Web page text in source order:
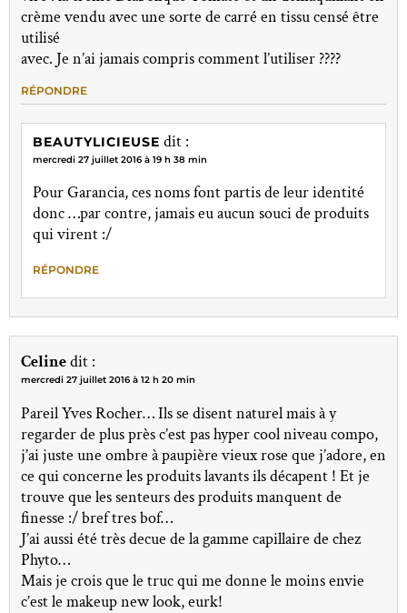
crème vendu avec une sorte de carré en tissu censé être
utilisé
avec. Je n’ai jamais compris comment l’utiliser ????
RÉPONDRE
BEAUTYLICIEUSE dit :
mercredi 27 juillet 2016 à 19 h 38 min
Pour Garancia, ces noms font partis de leur identité
donc …par contre, jamais eu aucun souci de produits
qui virent :/
RÉPONDRE
Celinedit :
mercredi 27 juillet 2016 à 12 h 20 min
Pareil Yves Rocher… Ils se disent naturel mais à y
regarder de plus près c’est pas hyper cool niveau compo,
j’ai juste une ombre à paupière vieux rose que j’adore, en
ce qui concerne les produits lavants ils décapent ! Et je
trouve que les senteurs des produits manquent de
finesse :/ bref tres bof…
J’ai aussi été très decue de la gamme capillaire de chez
Phyto…
Mais je crois que le truc qui me donne le moins envie
c’est le makeup new look, eurk!